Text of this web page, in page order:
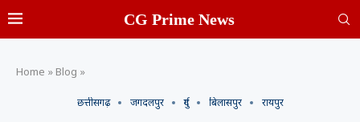
CG Prime News
Home » Blog »
छत्तीसगढ़ जगदलपुर दुर्ग बिलासपुर रायपुर